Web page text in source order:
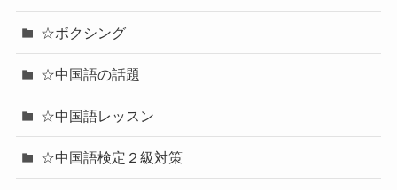
☆ボクシング
☆中国語の話題
☆中国語レッスン
☆中国語検定２級対策